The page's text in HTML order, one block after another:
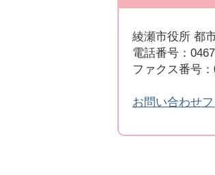
綾瀬市役所 都
電話番号：
ファクス番号
お問い合わせ